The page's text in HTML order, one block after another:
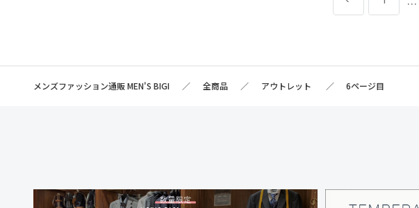
メンズファッション通販 MEN'S BIGI 全商品 アウトレット 6ページ目